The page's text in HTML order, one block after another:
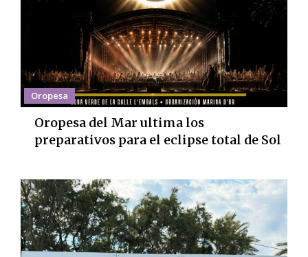
Oropesa
Oropesa del Mar ultima los
preparativos para el eclipse total de Sol